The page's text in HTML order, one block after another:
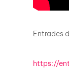
Entrades
https://